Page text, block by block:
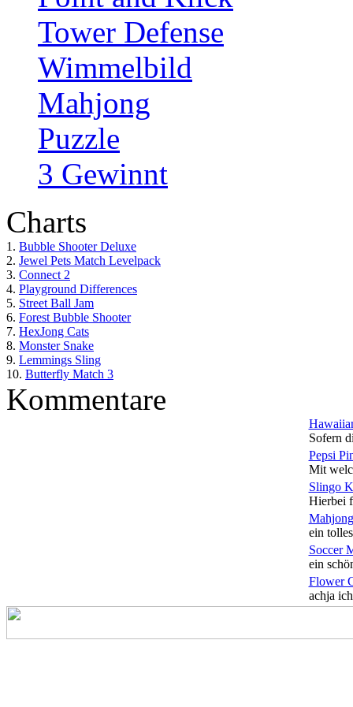
Tower Defense
Wimmelbild
Mahjong
Puzzle
3 Gewinnt
Charts
1. Bubble Shooter Deluxe
2. Jewel Pets Match Levelpack
3. Connect 2
4. Playground Differences
5. Street Ball Jam
6. Forest Bubble Shooter
7. HexJong Cats
8. Monster Snake
9. Lemmings Sling
10. Butterfly Match 3
Kommentare
Sofern
Pepsi
Mit
Slingo
Hierbei
ein
Soccer
ein
Flower
achja